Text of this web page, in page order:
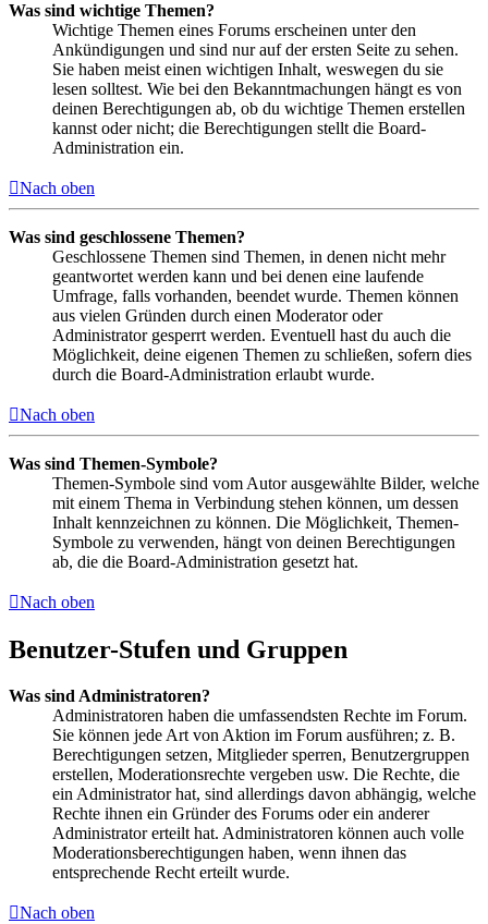
Was sind wichtige Themen?
Wichtige Themen eines Forums erscheinen unter den
Ankündigungen und sind nur auf der ersten Seite zu sehen.
Sie haben meist einen wichtigen Inhalt, weswegen du sie
lesen solltest. Wie bei den Bekanntmachungen hängt es von
deinen Berechtigungen ab, ob du wichtige Themen erstellen
kannst oder nicht; die Berechtigungen stellt die Board-
Administration ein.
Nach oben
Was sind geschlossene Themen?
Geschlossene Themen sind Themen, in denen nicht mehr
geantwortet werden kann und bei denen eine laufende
Umfrage, falls vorhanden, beendet wurde. Themen können
aus vielen Gründen durch einen Moderator oder
Administrator gesperrt werden. Eventuell hast du auch die
Möglichkeit, deine eigenen Themen zu schließen, sofern dies
durch die Board-Administration erlaubt wurde.
Nach oben
Was sind Themen-Symbole?
Themen-Symbole sind vom Autor ausgewählte Bilder, welche
mit einem Thema in Verbindung stehen können, um dessen
Inhalt kennzeichnen zu können. Die Möglichkeit, Themen-
Symbole zu verwenden, hängt von deinen Berechtigungen
ab, die die Board-Administration gesetzt hat.
Nach oben
Benutzer-Stufen und Gruppen
Was sind Administratoren?
Administratoren haben die umfassendsten Rechte im Forum.
Sie können jede Art von Aktion im Forum ausführen; z. B.
Berechtigungen setzen, Mitglieder sperren, Benutzergruppen
erstellen, Moderationsrechte vergeben usw. Die Rechte, die
ein Administrator hat, sind allerdings davon abhängig, welche
Rechte ihnen ein Gründer des Forums oder ein anderer
Administrator erteilt hat. Administratoren können auch volle
Moderationsberechtigungen haben, wenn ihnen das
entsprechende Recht erteilt wurde.
Nach oben